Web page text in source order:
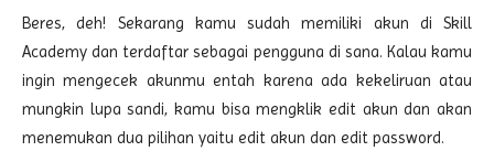
Beres, deh! Sekarang kamu sudah memiliki akun di Skill
Academy dan terdaftar sebagai pengguna di sana. Kalau kamu
ingin mengecek akunmu entah karena ada kekeliruan atau
mungkin lupa sandi, kamu bisa mengklik edit akun dan akan
menemukan dua pilihan yaitu edit akun dan edit password.